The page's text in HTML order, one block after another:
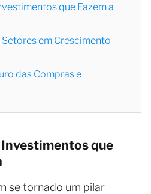
que Fazem a
em Crescimento
das Compras e
que
se tornado um pilar